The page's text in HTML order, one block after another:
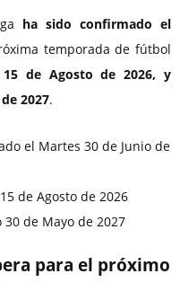
ha sido confirmado el
temporada de fútbol
15 de Agosto de 2026, y
2027.
el Martes 30 de Junio de
de Agosto de 2026
de Mayo de 2027
para el próximo